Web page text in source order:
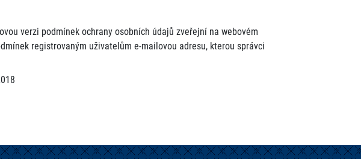
verzi podmínek ochrany osobních údajů zveřejní na webovém
registrovaným uživatelům e-mailovou adresu, kterou správci